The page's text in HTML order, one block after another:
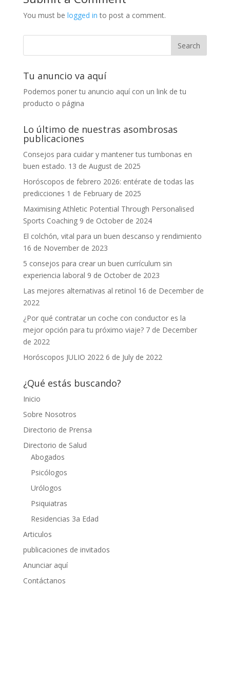
You must be logged in to post a comment.
Tu anuncio va aquí
Podemos poner tu anuncio aquí con un link de tu
producto o página
Lo último de nuestras asombrosas
publicaciones
Consejos para cuidar y mantener tus tumbonas en
buen estado. 13 de August de 2025
Horóscopos de febrero 2026: entérate de todas las
predicciones 1 de February de 2025
Maximising Athletic Potential Through Personalised
Sports Coaching 9 de October de 2024
El colchón, vital para un buen descanso y rendimiento
16 de November de 2023
5 consejos para crear un buen currículum sin
experiencia laboral 9 de October de 2023
Las mejores alternativas al retinol 16 de December de
2022
¿Por qué contratar un coche con conductor es la
mejor opción para tu próximo viaje? 7 de December
de 2022
Horóscopos JULIO 2022 6 de July de 2022
¿Qué estás buscando?
Inicio
Sobre Nosotros
Directorio de Prensa
Directorio de Salud
Abogados
Psicólogos
Urólogos
Psiquiatras
Residencias 3a Edad
Articulos
publicaciones de invitados
Anunciar aquí
Contáctanos